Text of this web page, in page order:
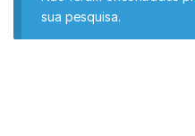
sua pesquisa.